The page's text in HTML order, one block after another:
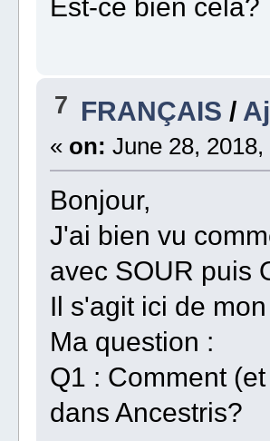
7 FRANÇAIS /
« on: June 28,
Bonjour,
J'ai bien vu
avec SOUR puis
Il s'agit ici de
Ma question :
Q1 : Comment
dans Ancestris?